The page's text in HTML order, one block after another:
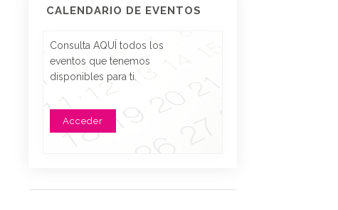
CALENDARIO DE EVENTOS
Consulta AQUÍ todos los
eventos que tenemos
disponibles para ti.
Acceder